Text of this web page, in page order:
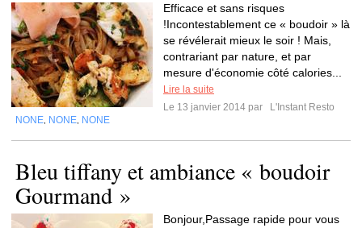
Efficace et sans risques
!Incontestablement ce « boudoir » là
se révélerait mieux le soir ! Mais,
contrariant par nature, et par
mesure d'économie côté calories...
Lire la suite
Le 13 janvier 2014 par
L'Instant Resto
NONE NONE NONE
Bleu tiffany et ambiance « boudoir
Gourmand »
Bonjour,Passage rapide pour vous